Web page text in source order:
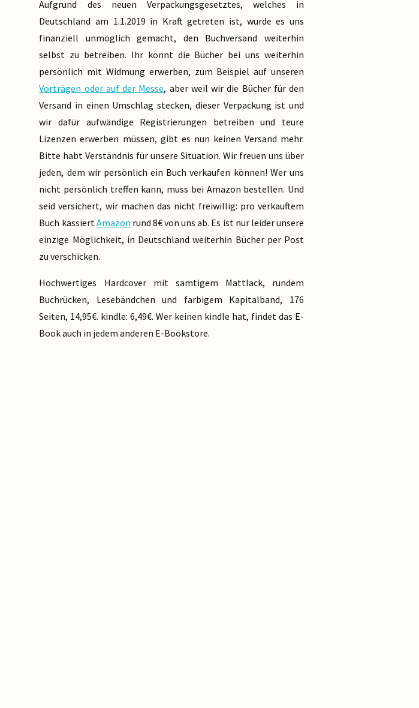
Aufgrund des neuen Verpackungsgesetztes, welches in
Deutschland am 1.1.2019 in Kraft getreten ist, wurde es uns
finanziell unmöglich gemacht, den Buchversand weiterhin
selbst zu betreiben. Ihr könnt die Bücher bei uns weiterhin
persönlich mit Widmung erwerben, zum Beispiel auf unseren
Vorträgen oder auf der Messe, aber weil wir die Bücher für den
Versand in einen Umschlag stecken, dieser Verpackung ist und
wir dafür aufwändige Registrierungen betreiben und teure
Lizenzen erwerben müssen, gibt es nun keinen Versand mehr.
Bitte habt Verständnis für unsere Situation. Wir freuen uns über
jeden, dem wir persönlich ein Buch verkaufen können! Wer uns
nicht persönlich treffen kann, muss bei Amazon bestellen. Und
seid versichert, wir machen das nicht freiwillig: pro verkauftem
Buch kassiert Amazon rund 8€ von uns ab. Es ist nur leider unsere
einzige Möglichkeit, in Deutschland weiterhin Bücher per Post
zu verschicken.
Hochwertiges Hardcover mit samtigem Mattlack, rundem
Buchrücken, Lesebändchen und farbigem Kapitalband, 176
Seiten, 14,95€. kindle: 6,49€. Wer keinen kindle hat, findet das E-
Book auch in jedem anderen E-Bookstore.